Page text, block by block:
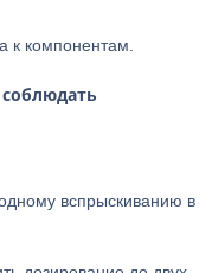
к компонентам.
вспрыскиванию в